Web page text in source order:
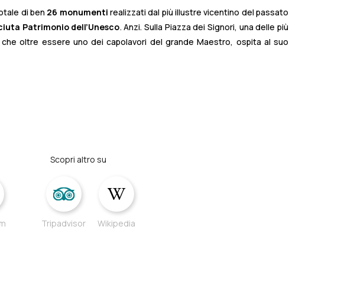
di ben 26 monumenti realizzati dal più illustre vicentino del passato
Patrimonio dell’Unesco. Anzi. Sulla Piazza dei Signori, una delle più
oltre essere uno dei capolavori del grande Maestro, ospita al suo
Scopri altro su
Tripadvisor Wikipedia